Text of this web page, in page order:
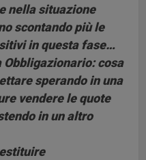
nella situazione
scontando più le
in questa fase…
Obbligazionario: cosa
sperando in una
vendere le quote
in un altro